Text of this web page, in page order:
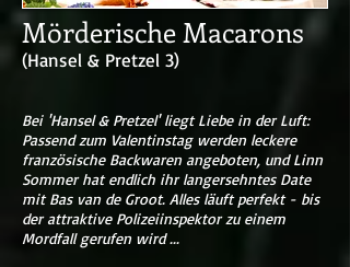
Mörderische Macarons
(Hansel & Pretzel 3)
Bei 'Hansel & Pretzel' liegt Liebe in der Luft:
Passend zum Valentinstag werden leckere
französische Backwaren angeboten, und Linn
Sommer hat endlich ihr langersehntes Date
mit Bas van de Groot. Alles läuft perfekt - bis
der attraktive Polizeiinspektor zu einem
Mordfall gerufen wird ...